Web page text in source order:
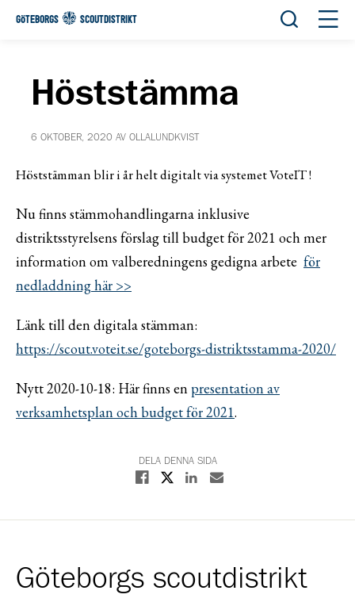
GÖTEBORGS SCOUTDISTRIKT Öppna
Höststämma
6 OKTOBER, 2020 AV OLLALUNDKVIST
Höststämman blir i århelt digitalt via systemet VoteIT !
Nu finns stämmohandlingarna inklusive
distriktsstyrelsens förslag till budget för 2021 och mer
information om valberedningens gedigna arbete för
nedladdning här >>
Länk till den digitala stämman:
https://scout.voteit.se/goteborgs-distriktsstamma-2020/
Nytt 2020-10-18: Här finns enpresentation av
verksamhetsplan och budget för 2021.
DELA DENNA SIDA
Dela på Facebook
Dela på XDela på Linkedin
Dela med E-post
Göteborgs scoutdistrikt